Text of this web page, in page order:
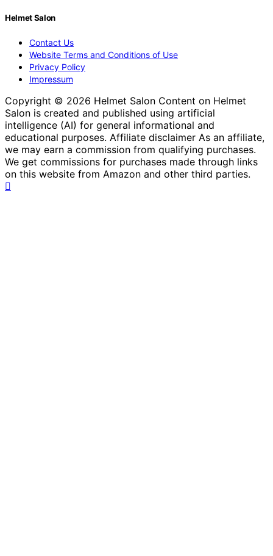
Helmet Salon
Contact Us
Website Terms and Conditions of Use
Privacy Policy
Impressum
Copyright © 2026 Helmet Salon Content on Helmet
Salon is created and published using artificial
intelligence (AI) for general informational and
educational purposes. Affiliate disclaimer As an affiliate,
we may earn a commission from qualifying purchases.
We get commissions for purchases made through links
on this website from Amazon and other third parties.